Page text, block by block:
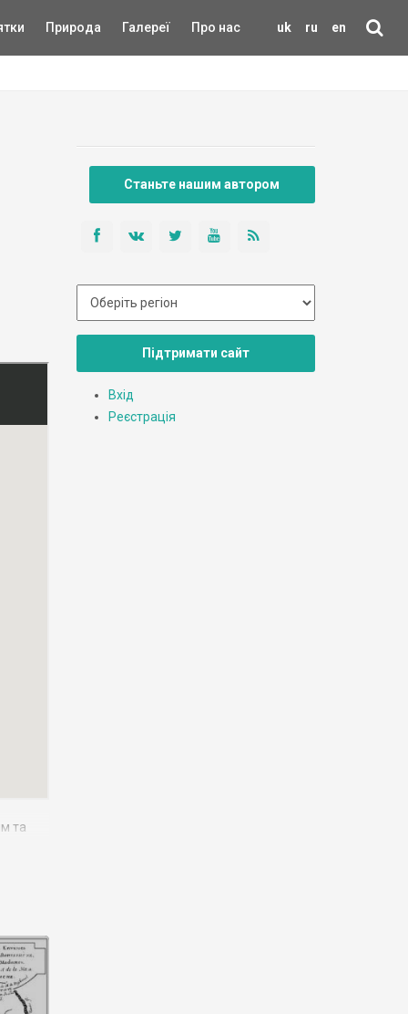
uk ru en
Природа Галереї Про нас
та
Станьте нашим автором
Підтримати сайт
Вхід
Реєстрація